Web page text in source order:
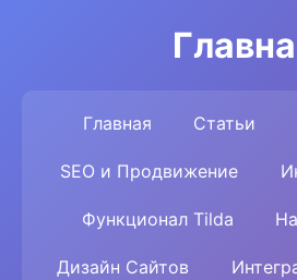
Главная Статьи
SEO и Продвижение
Функционал Tilda
Дизайн Сайтов